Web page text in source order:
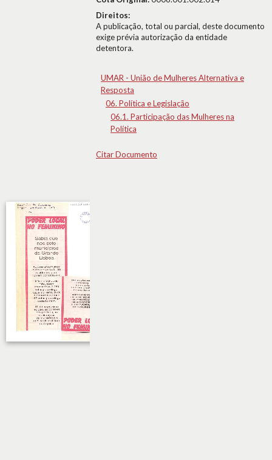
Direitos:
A publicação, total ou parcial, deste documento
exige prévia autorização da entidade
detentora.
UMAR - União de Mulheres Alternativa e
Resposta
06. Política e Legislação
06.1. Participação das Mulheres na
Política
Citar Documento